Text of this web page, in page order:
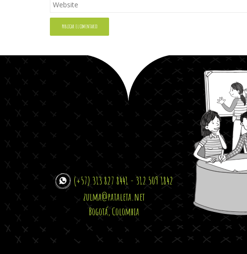
(+57) 313 827 8441 - 312 509 1842
zulma@pataleta.net
Bogotá, Colombia